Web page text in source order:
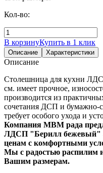
Кол-во:
В корзинуКупить в 1 клик
Описание Характеристики
Описание
Столешница для кухни
см. имеет прочное,
производится из
сочетания ДСП и бумажно-
требует особого ухода и
Компания МВМ рада
ЛДСП "Берилл бежевый"
ценам с комфортными
Мы с радостью распилим
Вашим размерам.